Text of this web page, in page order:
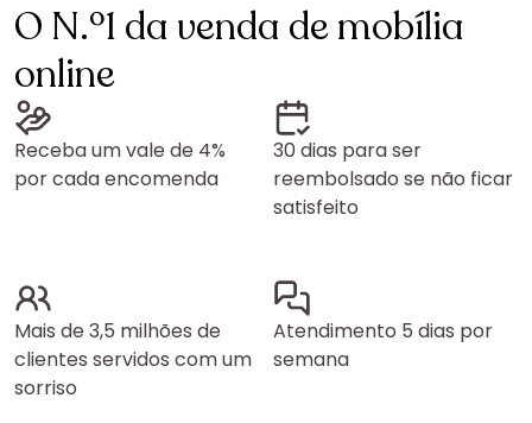
O N.º1 da venda de mobília
online
Receba um vale de 4%
por cada encomenda
30 dias para ser
reembolsado se não ficar
satisfeito
Mais de 3,5 milhões de
clientes servidos com um
sorriso
Atendimento 5 dias por
semana